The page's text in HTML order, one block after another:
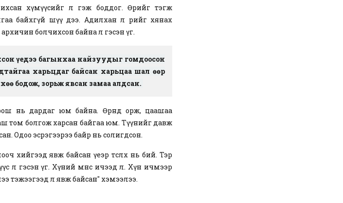
хүмүүсийг л гэж боддог. Өөрийгөө тэгж
байхгүй шүү дээ. Адилхан л өөрийгөө хянах
болчихсон байна л гэсэн үг.
үедээ багынхаа найзуудыг гомдоосон
харьцдаг байсан харьцаа шал өөр
бодож, зорьж явсан замаа алдсан.
доош нь дардаг юм байна. Өрөнд орж, цаашаа
том болгож харсан байгаа юм. Түүнийг давж
Одоо эсрэгээрээ байр нь солигдсон.
хийгээд явж байсан үеэр төсөөлөх нь бий. Тэр
л гэсэн үг. Хүний өмнөөс ичээд л. Хүн ичмээр
тэжээгээд л явж байсан" хэмээлээ.